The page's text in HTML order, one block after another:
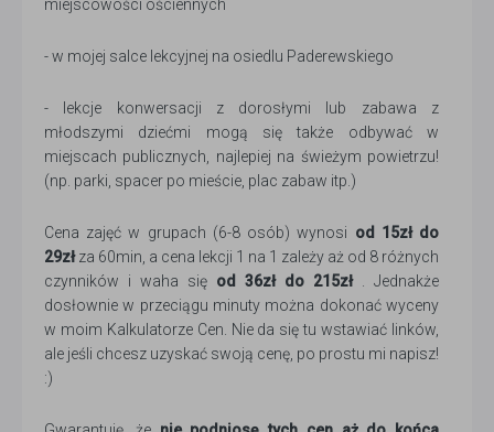
miejscowości ościennych
- w mojej salce lekcyjnej na osiedlu Paderewskiego
- lekcje konwersacji z dorosłymi lub zabawa z
młodszymi dziećmi mogą się także odbywać w
miejscach publicznych, najlepiej na świeżym powietrzu!
(np. parki, spacer po mieście, plac zabaw itp.)
Cena zajęć w grupach (6-8 osób) wynosi od 15zł do
29złza 60min, a cena lekcji 1 na 1 zależy aż od 8 różnych
czynników i waha się od 36zł do 215zł. Jednakże
dosłownie w przeciągu minuty można dokonać wyceny
w moim Kalkulatorze Cen. Nie da się tu wstawiać linków,
ale jeśli chcesz uzyskać swoją cenę, po prostu mi napisz!
:)